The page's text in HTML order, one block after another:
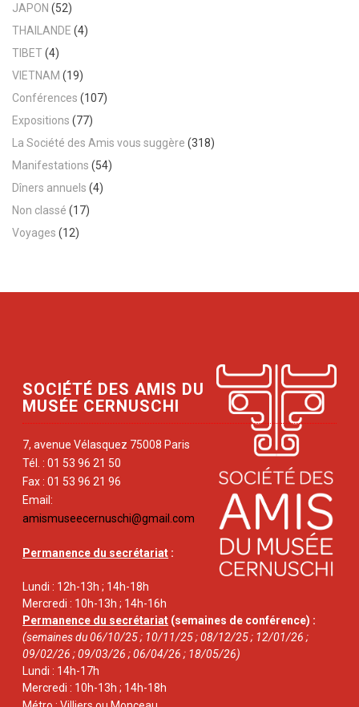
JAPON (52)
THAILANDE (4)
TIBET(4)
VIETNAM (19)
Conférences (107)
Expositions (77)
La Société des Amis vous suggère (318)
Manifestations (54)
Dîners annuels (4)
Non classé (17)
Voyages (12)
SOCIÉTÉ DES AMIS DU
MUSÉE CERNUSCHI
7, avenue Vélasquez 75008 Paris
Tél. : 01 53 96 21 50
Fax : 01 53 96 21 96
Email:
amismuseecernuschi@gmail.com
Permanence du secrétariat :
Lundi : 12h-13h ; 14h-18h
Mercredi : 10h-13h ; 14h-16h
Permanence du secrétariat (semaines de conférence) :
(semaines du 06/10/25 ; 10/11/25 ; 08/12/25 ; 12/01/26 ;
09/02/26 ; 09/03/26 ; 06/04/26 ; 18/05/26)
Lundi : 14h-17h
Mercredi : 10h-13h ; 14h-18h